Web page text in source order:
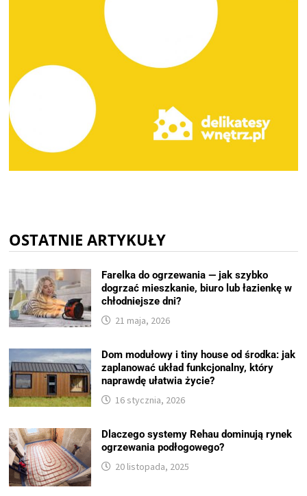
OSTATNIE ARTYKUŁY
Farelka do ogrzewania — jak szybko
dogrzać mieszkanie, biuro lub łazienkę w
chłodniejsze dni?
21 maja, 2026
Dom modułowy i tiny house od środka: jak
zaplanować układ funkcjonalny, który
naprawdę ułatwia życie?
16 stycznia, 2026
Dlaczego systemy Rehau dominują rynek
ogrzewania podłogowego?
20 listopada, 2025